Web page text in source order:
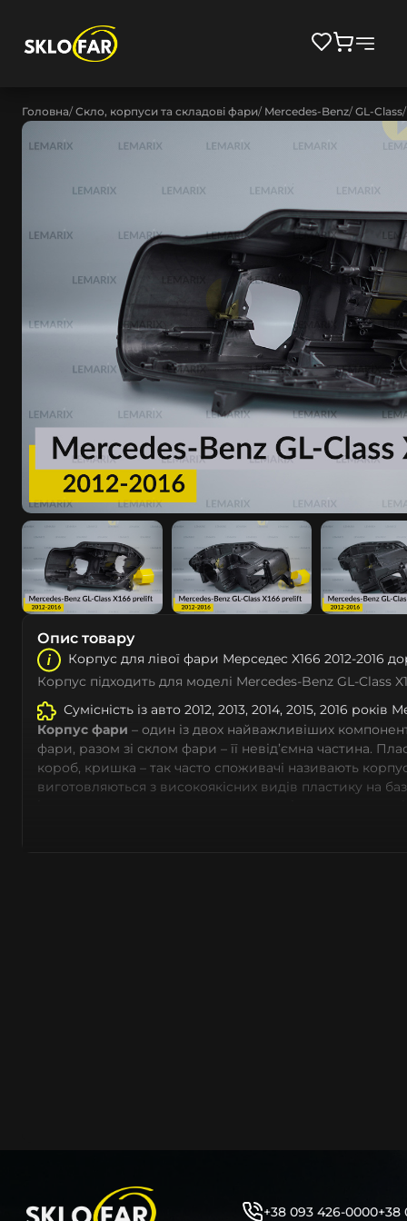
Головна Скло, корпуси та складові фари Mercedes-Benz GL-Class
Опис товару
Корпус для лівої фари Мeрceдec X166 2012-2016
Корпус підходить для моделі Mercedes-Benz GL-Class
Сумісність із авто 2012, 2013, 2014, 2015, 2016 років
Корпус фари – один із двох найважливіших
фари, разом зі склом фари – її невід’ємна частина.
короб, кришка – так часто споживачі називають
виготовляються з високоякісних видів пластику на
полімерів. Надходять від виробників цілком новими
отвори, зазори між герметиком тощо – всі ці фактори
герметичність фари під час експлуатації.+38 093 426-0000+38